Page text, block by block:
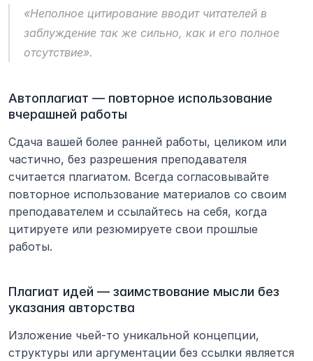
«Неполное цитирование вводит читателей в
заблуждение так же сильно, как и его полное
отсутствие».
Автоплагиат — повторное использование
вчерашней работы
Сдача вашей более ранней работы, целиком или
частично, без разрешения преподавателя
считается плагиатом. Всегда согласовывайте
повторное использование материалов со своим
преподавателем и ссылайтесь на себя, когда
цитируете или резюмируете свои прошлые
работы.
Плагиат идей — заимствование мысли без
указания авторства
Изложение чьей-то уникальной концепции,
структуры или аргументации без ссылки является